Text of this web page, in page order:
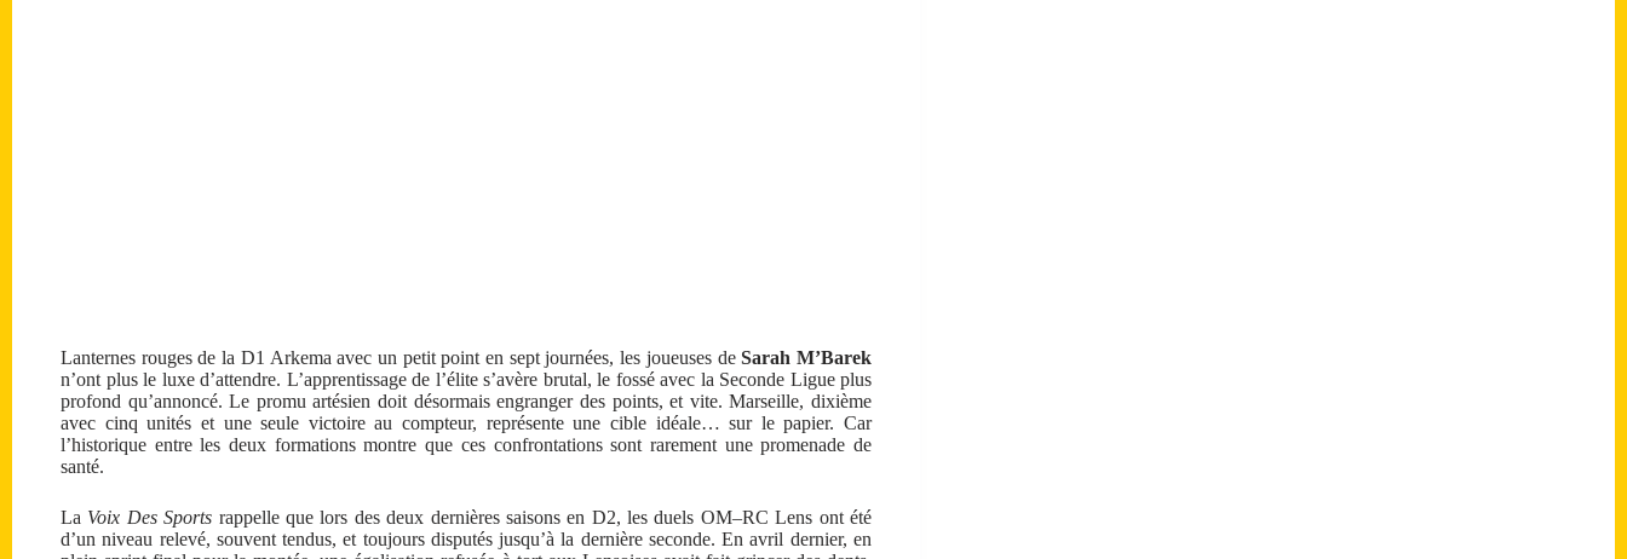
Lanternes rouges de la D1 Arkema avec un petit point en sept journées, les joueuses deSarah M’Barek
n’ont plus le luxe d’attendre. L’apprentissage de l’élite s’avère brutal, le fossé avec la Seconde Ligue plus
profond qu’annoncé. Le promu artésien doit désormais engranger des points, et vite. Marseille, dixième
avec cinq unités et une seule victoire au compteur, représente une cible idéale… sur le papier. Car
l’historique entre les deux formations montre que ces confrontations sont rarement une promenade de
santé.
La Voix Des Sports rappelle que lors des deux dernières saisons en D2, les duels OM–RC Lens ont été
d’un niveau relevé, souvent tendus, et toujours disputés jusqu’à la dernière seconde. En avril dernier, en